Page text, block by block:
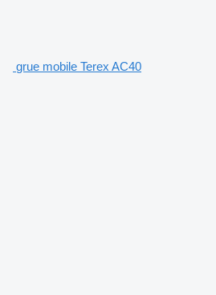
grue mobile Terex AC40